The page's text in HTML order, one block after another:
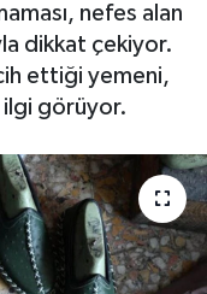
nefes alan
dikkat çekiyor.
ettiği yemeni,
ilgi görüyor.